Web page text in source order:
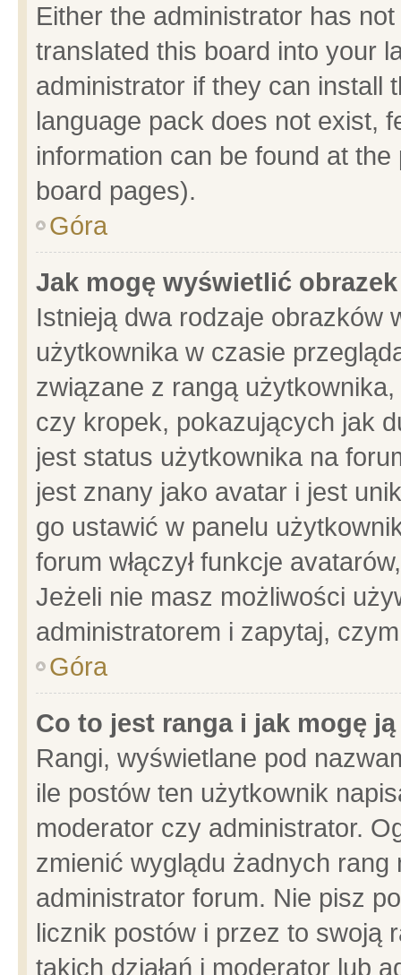
Either the administrator has
translated this board into your
administrator if they can install
language pack does not exist,
information can be found at
board pages).
Góra
Jak mogę wyświetlić
Istnieją dwa rodzaje obrazków
użytkownika w czasie
związane z rangą
czy kropek, pokazujących jak
jest status użytkownika na
jest znany jako avatar i jest
go ustawić w panelu
forum włączył funkcje
Jeżeli nie masz możliwości
administratorem i zapytaj,
Góra
Co to jest ranga i jak mogę
Rangi, wyświetlane pod
ile postów ten użytkownik
moderator czy administrator.
zmienić wyglądu żadnych
administrator forum. Nie pisz
licznik postów i przez to swoją
takich działań i moderator lub